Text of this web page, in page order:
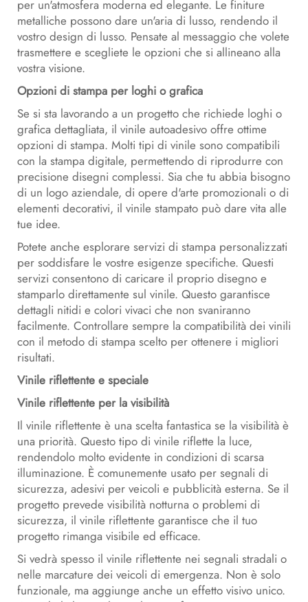
per un'atmosfera moderna ed elegante. Le finiture
metalliche possono dare un'aria di lusso, rendendo il
vostro design di lusso. Pensate al messaggio che volete
trasmettere e scegliete le opzioni che si allineano alla
vostra visione.
Opzioni di stampa per loghi o grafica
Se si sta lavorando a un progetto che richiede loghi o
grafica dettagliata, il vinile autoadesivo offre ottime
opzioni di stampa. Molti tipi di vinile sono compatibili
con la stampa digitale, permettendo di riprodurre con
precisione disegni complessi. Sia che tu abbia bisogno
di un logo aziendale, di opere d'arte promozionali o di
elementi decorativi, il vinile stampato può dare vita alle
tue idee.
Potete anche esplorare servizi di stampa personalizzati
per soddisfare le vostre esigenze specifiche. Questi
servizi consentono di caricare il proprio disegno e
stamparlo direttamente sul vinile. Questo garantisce
dettagli nitidi e colori vivaci che non svaniranno
facilmente. Controllare sempre la compatibilità dei vinili
con il metodo di stampa scelto per ottenere i migliori
risultati.
Vinile riflettente e speciale
Vinile riflettente per la visibilità
Il vinile riflettente è una scelta fantastica se la visibilità è
una priorità. Questo tipo di vinile riflette la luce,
rendendolo molto evidente in condizioni di scarsa
illuminazione. È comunemente usato per segnali di
sicurezza, adesivi per veicoli e pubblicità esterna. Se il
progetto prevede visibilità notturna o problemi di
sicurezza, il vinile riflettente garantisce che il tuo
progetto rimanga visibile ed efficace.
Si vedrà spesso il vinile riflettente nei segnali stradali o
nelle marcature dei veicoli di emergenza. Non è solo
funzionale, ma aggiunge anche un effetto visivo unico.